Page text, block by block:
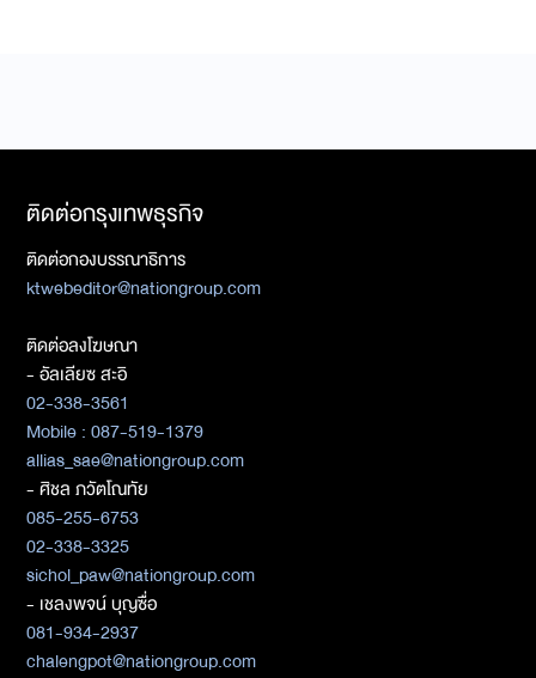
ติดต่อกรุงเทพธุรกิจ
ติดต่อกองบรรณาธิการ
ktwebeditor@nationgroup.com
ติดต่อลงโฆษณา
- อัลเลียซ สะอิ
02-338-3561
Mobile : 087-519-1379
allias_sae@nationgroup.com
- ศิชล ภวัตโณทัย
085-255-6753
02-338-3325
sichol_paw@nationgroup.com
- เชลงพจน์ บุญซื่อ
081-934-2937
chalengpot@nationgroup.com